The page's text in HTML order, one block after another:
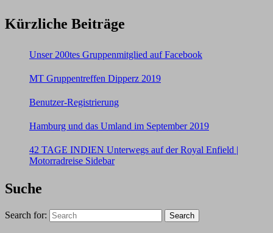
Kürzliche Beiträge
Unser 200tes Gruppenmitglied auf Facebook
MT Gruppentreffen Dipperz 2019
Benutzer-Registrierung
Hamburg und das Umland im September 2019
42 TAGE INDIEN Unterwegs auf der Royal Enfield |
Motorradreise Sidebar
Suche
Search for: Search